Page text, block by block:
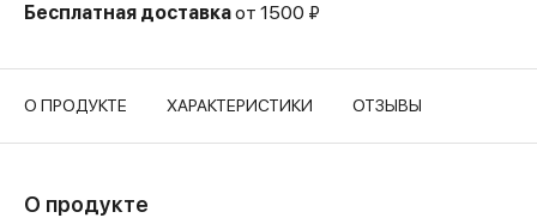
Бесплатная доставкаот 1500 ₽
О ПРОДУКТЕ ХАРАКТЕРИСТИКИ ОТЗЫВЫ
О продукте